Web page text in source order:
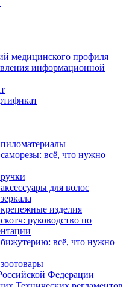
медицинского профиля
информационной
всё, что нужно
для волос
изделия
руководство по
всё, что нужно
Федерации